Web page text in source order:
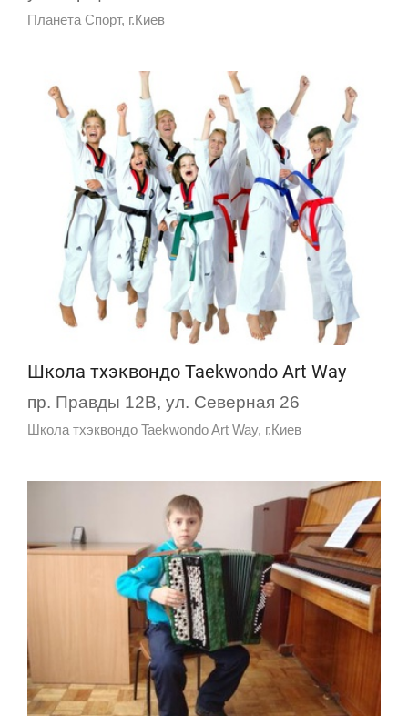
Планета Спорт, г.Киев
Школа тхэквондо Taekwondo Art Way
пр. Правды 12В, ул. Северная 26
Школа тхэквондо Taekwondo Art Way, г.Киев